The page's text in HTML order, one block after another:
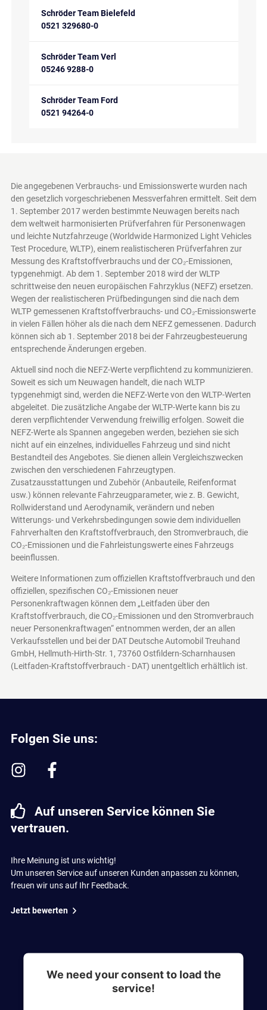
Schröder Team Bielefeld
0521 329680-0
Schröder Team Verl
05246 9288-0
Schröder Team Ford
0521 94264-0
Die angegebenen Verbrauchs- und Emissionswerte wurden nach
den gesetzlich vorgeschriebenen Messverfahren ermittelt. Seit dem
1. September 2017 werden bestimmte Neuwagen bereits nach
dem weltweit harmonisierten Prüfverfahren für Personenwagen
und leichte Nutzfahrzeuge (Worldwide Harmonized Light Vehicles
Test Procedure, WLTP), einem realistischeren Prüfverfahren zur
Messung des Kraftstoffverbrauchs und der CO₂-Emissionen,
typgenehmigt. Ab dem 1. September 2018 wird der WLTP
schrittweise den neuen europäischen Fahrzyklus (NEFZ) ersetzen.
Wegen der realistischeren Prüfbedingungen sind die nach dem
WLTP gemessenen Kraftstoffverbrauchs- und CO₂-Emissionswerte
in vielen Fällen höher als die nach dem NEFZ gemessenen. Dadurch
können sich ab 1. September 2018 bei der Fahrzeugbesteuerung
entsprechende Änderungen ergeben.
Aktuell sind noch die NEFZ-Werte verpflichtend zu kommunizieren.
Soweit es sich um Neuwagen handelt, die nach WLTP
typgenehmigt sind, werden die NEFZ-Werte von den WLTP-Werten
abgeleitet. Die zusätzliche Angabe der WLTP-Werte kann bis zu
deren verpflichtender Verwendung freiwillig erfolgen. Soweit die
NEFZ-Werte als Spannen angegeben werden, beziehen sie sich
nicht auf ein einzelnes, individuelles Fahrzeug und sind nicht
Bestandteil des Angebotes. Sie dienen allein Vergleichszwecken
zwischen den verschiedenen Fahrzeugtypen.
Zusatzausstattungen und Zubehör (Anbauteile, Reifenformat
usw.) können relevante Fahrzeugparameter, wie z. B. Gewicht,
Rollwiderstand und Aerodynamik, verändern und neben
Witterungs- und Verkehrsbedingungen sowie dem individuellen
Fahrverhalten den Kraftstoffverbrauch, den Stromverbrauch, die
CO₂-Emissionen und die Fahrleistungswerte eines Fahrzeugs
beeinflussen.
Weitere Informationen zum offiziellen Kraftstoffverbrauch und den
offiziellen, spezifischen CO₂-Emissionen neuer
Personenkraftwagen können dem „Leitfaden über den
Kraftstoffverbrauch, die CO₂-Emissionen und den Stromverbrauch
neuer Personenkraftwagen“ entnommen werden, der an allen
Verkaufsstellen und bei der DAT Deutsche Automobil Treuhand
GmbH, Hellmuth-Hirth-Str. 1, 73760 Ostfildern-Scharnhausen
(Leitfaden-Kraftstoffverbrauch - DAT) unentgeltlich erhältlich ist.
Folgen Sie uns:
Auf unseren Service können Sie
vertrauen.
Ihre Meinung ist uns wichtig!
Um unseren Service auf unseren Kunden anpassen zu können,
freuen wir uns auf Ihr Feedback.
Jetzt bewerten
We need your consent to load the
service!